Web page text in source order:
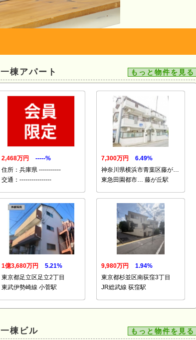
一棟アパート もっと物件を見る
2,468万円
-----%
住所：兵庫県 -----------
交通：----------------
7,300万円
6.49%
神奈川県横浜市青葉区藤が…
東急田園都市… 藤が丘駅
1億3,680万円
5.21%
東京都足立区足立2丁目
東武伊勢崎線 小菅駅
9,980万円
1.94%
東京都杉並区南荻窪3丁目
JR総武線 荻窪駅
一棟ビル もっと物件を見る